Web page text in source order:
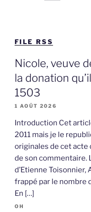
FILE RSS
Nicole, veuve
la donation
1503
1 AOÛT 2026
Introduction Cet
2011 mais je le
originales de cet acte
de son commentaire.
d’Etienne Toisonnier,
frappé par le nombre
En […]
OH